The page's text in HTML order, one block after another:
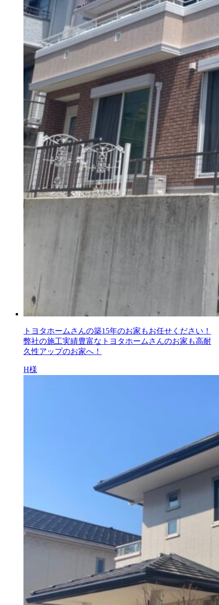
トヨタホームさんの築15年のお家もお任せください！
弊社の施工実績豊富なトヨタホームさんのお家も高耐
久性アップのお家へ！
H様